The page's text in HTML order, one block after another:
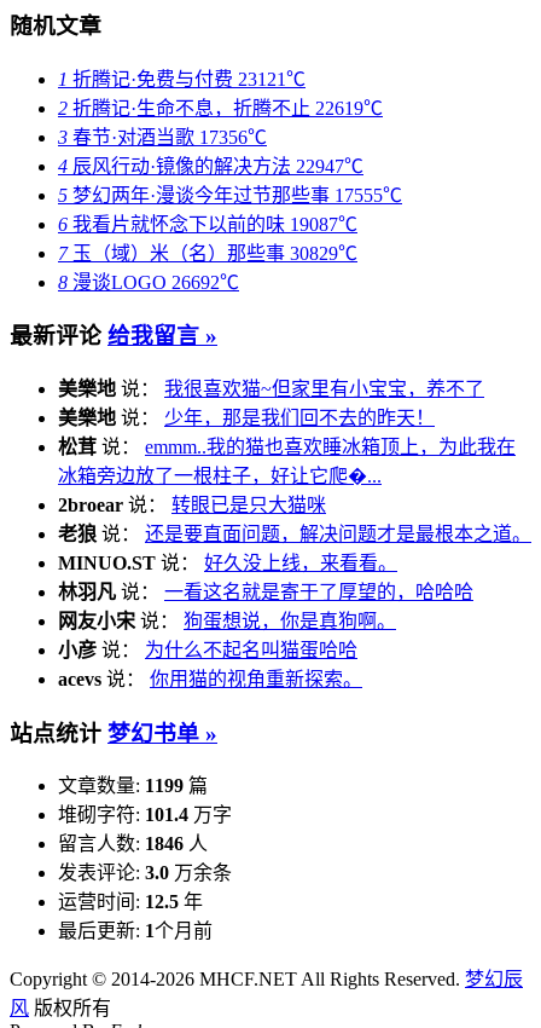
随机文章
1 折腾记·免费与付费 23121℃
2 折腾记·生命不息，折腾不止 22619℃
3 春节·对酒当歌 17356℃
4 辰风行动·镜像的解决方法 22947℃
5 梦幻两年·漫谈今年过节那些事 17555℃
6 我看片就怀念下以前的味 19087℃
7玉（域）米（名）那些事 30829℃
8 漫谈LOGO 26692℃
最新评论 给我留言 »
美樂地 说： 我很喜欢猫~但家里有小宝宝，养不了
美樂地 说： 少年，那是我们回不去的昨天！
松茸 说： emmm..我的猫也喜欢睡冰箱顶上，为此我在
冰箱旁边放了一根柱子，好让它爬�...
2broear 说： 转眼已是只大猫咪
老狼 说： 还是要直面问题，解决问题才是最根本之道。
MINUO.ST 说： 好久没上线，来看看。
林羽凡 说： 一看这名就是寄于了厚望的，哈哈哈
网友小宋 说： 狗蛋想说，你是真狗啊。
小彦 说： 为什么不起名叫猫蛋哈哈
acevs 说： 你用猫的视角重新探索。
站点统计 梦幻书单 »
文章数量: 1199 篇
堆砌字符: 101.4 万字
留言人数: 1846 人
发表评论: 3.0 万余条
运营时间: 12.5 年
最后更新: 1个月前
Copyright © 2014-2026 MHCF.NET All Rights Reserved. 梦幻辰
风 版权所有